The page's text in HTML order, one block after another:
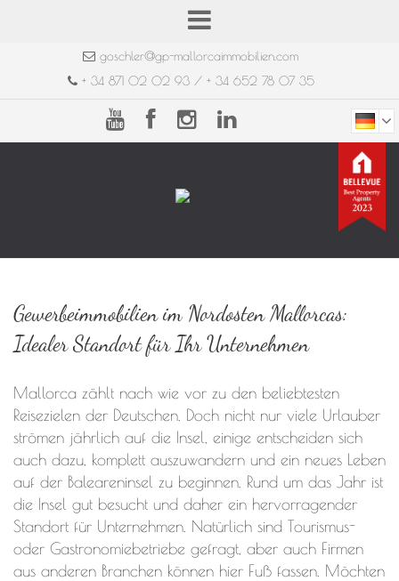
goschler@gp-mallorcaimmobilien.com
+ 34 871 02 02 93 / + 34 652 78 07 35
Gewerbeimmobilien im Nordosten Mallorcas:
Idealer Standort für Ihr Unternehmen
Mallorca zählt nach wie vor zu den beliebtesten
Reisezielen der Deutschen. Doch nicht nur viele Urlauber
strömen jährlich auf die Insel, einige entscheiden sich
auch dazu, komplett auszuwandern und ein neues Leben
auf der Baleareninsel zu beginnen. Rund um das Jahr ist
die Insel gut besucht und daher ein hervorragender
Standort für Unternehmen. Natürlich sind Tourismus-
oder Gastronomiebetriebe gefragt, aber auch Firmen
aus anderen Branchen können hier Fuß fassen. Möchten